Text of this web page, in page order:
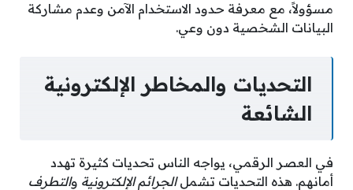
مسؤولاً، مع معرفة حدود الاستخدام الآمن وعدم مشاركة
البيانات الشخصية دون وعي.
التحديات والمخاطر الإلكترونية
الشائعة
في العصر الرقمي، يواجه الناس تحديات كثيرة تهدد
أمانهم. هذه التحديات تشملالجرائم الإلكترونية والتطرف